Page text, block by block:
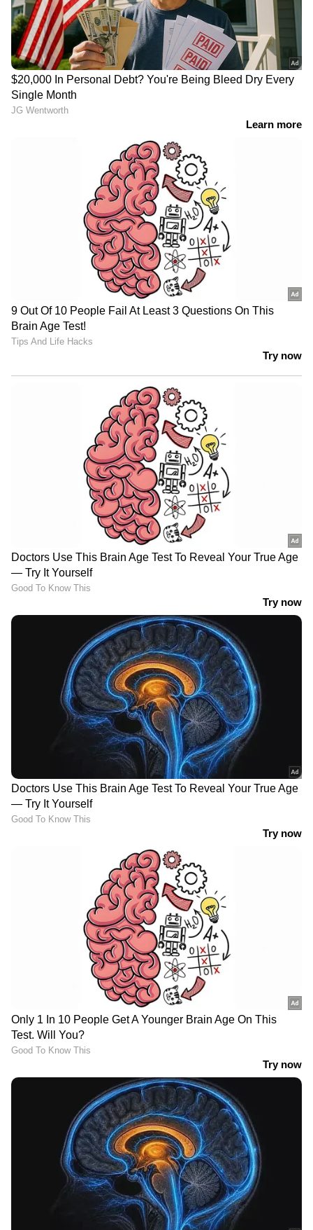
മുതലപ്പൊഴിയിൽ കാണാതായ
ഷിജിൻ്റെ കുടുംബം കോസ്റ്റൽ
പൊലീസ് സ്റ്റേഷന് മുന്നിൽ
പ്രതിഷേധിക്കുന്നു
കുതിരാൻ തുരങ്കത്തിലെ
സമിതിയെ നിയോഗിച്ചതായി മന്ത്രി